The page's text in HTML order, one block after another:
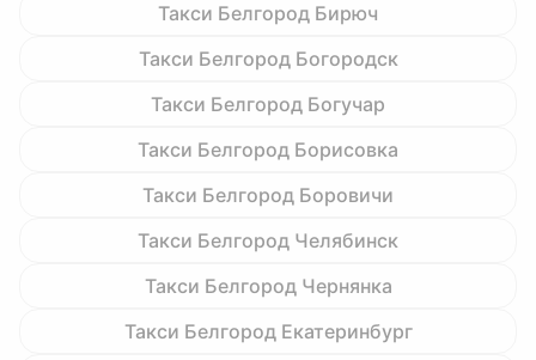
Такси Белгород Бирюч
Такси Белгород Богородск
Такси Белгород Богучар
Такси Белгород Борисовка
Такси Белгород Боровичи
Такси Белгород Челябинск
Такси Белгород Чернянка
Такси Белгород Екатеринбург